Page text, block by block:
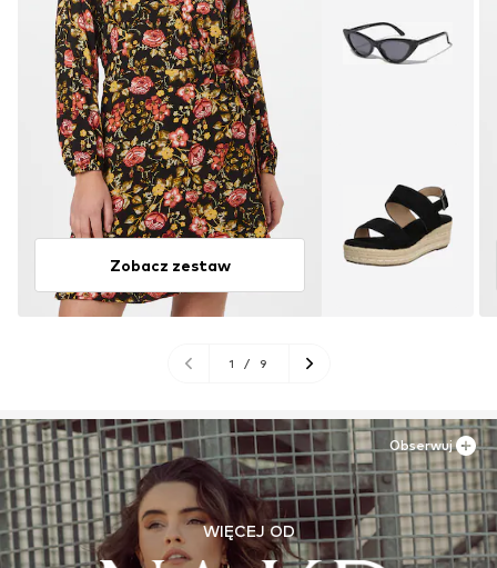
Zobacz zestaw
1 / 9
WIĘCEJ OD
Obserwuj